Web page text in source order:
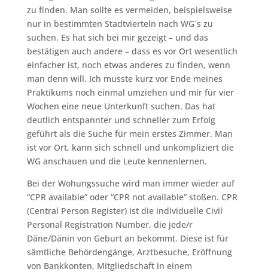
zu finden. Man sollte es vermeiden, beispielsweise
nur in bestimmten Stadtvierteln nach WG´s zu
suchen. Es hat sich bei mir gezeigt – und das
bestätigen auch andere – dass es vor Ort wesentlich
einfacher ist, noch etwas anderes zu finden, wenn
man denn will. Ich musste kurz vor Ende meines
Praktikums noch einmal umziehen und mir für vier
Wochen eine neue Unterkunft suchen. Das hat
deutlich entspannter und schneller zum Erfolg
geführt als die Suche für mein erstes Zimmer. Man
ist vor Ort, kann sich schnell und unkompliziert die
WG anschauen und die Leute kennenlernen.
Bei der Wohungssuche wird man immer wieder auf
“CPR available” oder “CPR not available” stoßen. CPR
(Central Person Register) ist die individuelle Civil
Personal Registration Number, die jede/r
Däne/Dänin von Geburt an bekommt. Diese ist für
sämtliche Behördengänge, Arztbesuche, Eröffnung
von Bankkonten, Mitgliedschaft in einem